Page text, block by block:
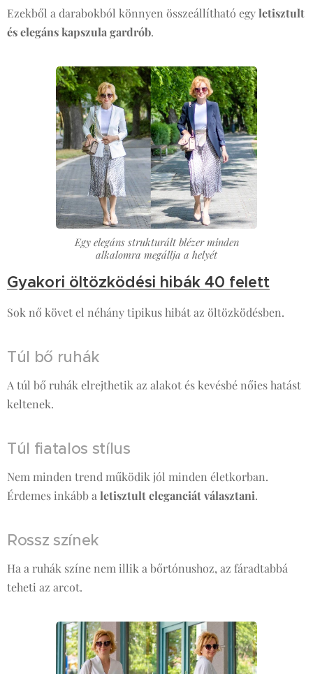
Ezekből a darabokból könnyen összeállítható egyletisztult
és elegáns kapszula gardrób.
Egy elegáns strukturált blézer minden
alkalomra megállja a helyét
Gyakori öltözködési hibák 40 felett
Sok nő követ el néhány tipikus hibát az öltözködésben.
Túl bő ruhák
A túl bő ruhák elrejthetik az alakot és kevésbé nőies hatást
keltenek.
Túl fiatalos stílus
Nem minden trend működik jól minden életkorban.
Érdemes inkább a letisztult eleganciát választani.
Rossz színek
Ha a ruhák színe nem illik a bőrtónushoz, az fáradtabbá
teheti az arcot.